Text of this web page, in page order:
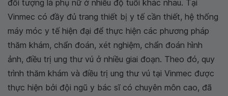
đối tượng là phụ nữ ở nhiều độ tuổi khác nhau. Tại
Vinmec có đầy đủ trang thiết bị y tế cần thiết, hệ thống
máy móc y tế hiện đại để thực hiện các phương pháp
thăm khám, chẩn đoán, xét nghiệm, chẩn đoán hình
ảnh, điều trị ung thư vú ở nhiều giai đoạn. Theo đó, quy
trình thăm khám và điều trị ung thư vú tại Vinmec được
thực hiện bởi đội ngũ y bác sĩ có chuyên môn cao, đã